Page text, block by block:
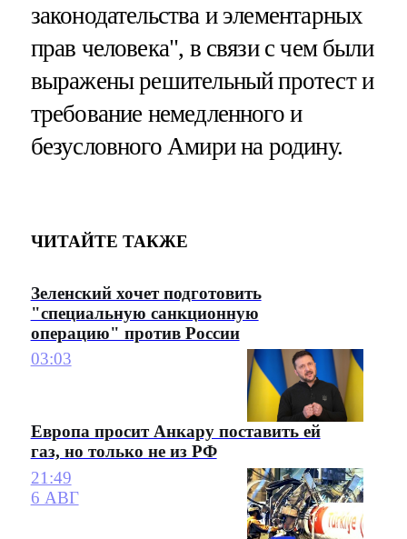
законодательства и элементарных
прав человека", в связи с чем были
выражены решительный протест и
требование немедленного и
безусловного Амири на родину.
ЧИТАЙТЕ ТАКЖЕ
Зеленский хочет подготовить
"специальную санкционную
операцию" против России
03:03
Европа просит Анкару поставить ей
газ, но только не из РФ
21:49
6 АВГ